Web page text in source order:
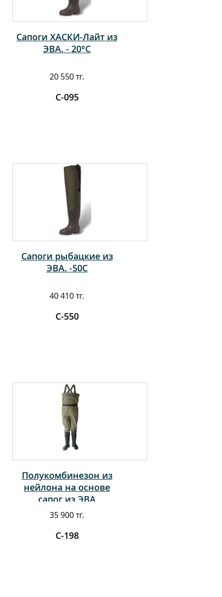
Сапоги ХАСКИ-Лайт из
ЭВА. - 20°С
20 550 тг.
С-095
Сапоги рыбацкие из
ЭВА. -50С
40 410 тг.
С-550
Полукомбинезон из
нейлона на основе
сапог из ЭВА
35 900 тг.
С-198